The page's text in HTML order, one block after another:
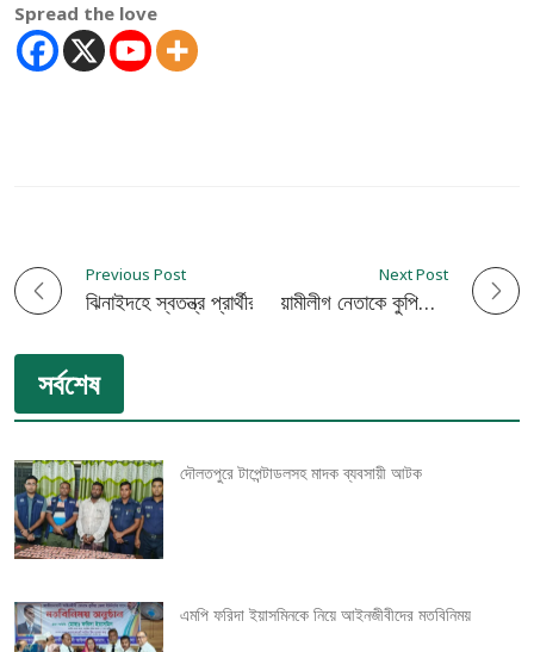
Spread the love
P
o
s
t
n
a
v
Previous Post
ঝিনাইদহে স্বতন্ত্র প্রার্থীর মিষ্টি উৎসব
Next Post
ঝিনাইদহে সংখ্যালঘু আওয়ামীলীগ নেতাকে কুপিয়ে হত্যা!
সর্বশেষ
দৌলতপুরে টাপেন্টাডলসহ মাদক ব্যবসায়ী আটক
এমপি ফরিদা ইয়াসমিনকে নিয়ে আইনজীবীদের মতবিনিময়